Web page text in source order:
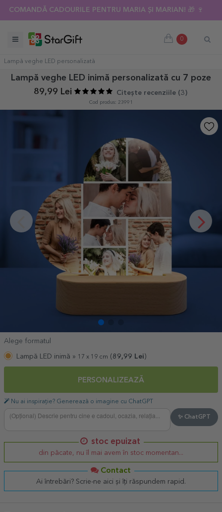
COMANDĂ CADOURILE PENTRU MARIA ȘI MARIAN! 🎁 🍷
0
Lampă veghe LED personalizată
Lampă veghe LED inimă personalizată cu 7 poze
89,99 Lei
Citește recenziile (3 )
Cod produs: 23991
Alege formatul
Lampă LED inimă » 17 x 19 cm ( 89,99 Lei )
PERSONALIZEAZĂ
Nu ai inspirație? Generează o imagine cu ChatGPT
✨ ChatGPT
stoc epuizat
din păcate, nu îl mai avem în stoc momentan...
Contact
Ai întrebări? Scrie-ne aici și îți răspundem rapid.